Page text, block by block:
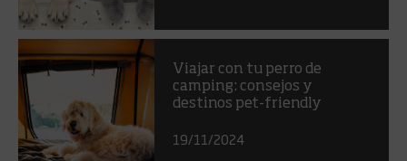
Viajar con tu perro de
camping: consejos y
destinos pet-friendly
19/11/2024